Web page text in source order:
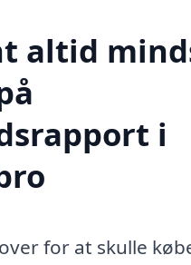
altid
i
for at skulle